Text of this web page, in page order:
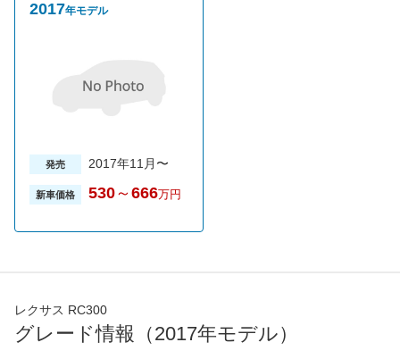
2017年モデル
発売 2017年11月〜
新車価格 530～ 666万円
レクサス RC300
グレード情報（2017年モデル）